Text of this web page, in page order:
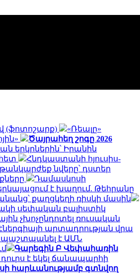
(ֆոտոշարք)
«Ռեալը»
Ծայրահեղ շոգը 2026
երկրներին՝ Իրանին
Հնդկաստանի հյուսիս-
նվերը՝ դստեր
Դամասկոսի
է խաղում. Թեհրանը
քաղցկեղի ռիսկի մասին
սեփական բալիստիկ
չխոչընդոտել ռուսական
արտադրության վրա
է ԱՄՆ
Գարեգին Բ Վեփահառին
է եկել ճանապարհի
հարևանությամբ գտնվող